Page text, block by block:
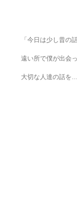
「今日は少し昔の
遠い所で僕が出会
大切な人達の話を…